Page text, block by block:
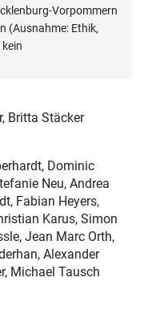
Vorpommern
(Ausnahme: Ethik,
Britta Stäcker
Dominic
Neu, Andrea
Fabian Heyers,
Karus, Simon
Jean Marc Orth,
Alexander
Michael Tausch